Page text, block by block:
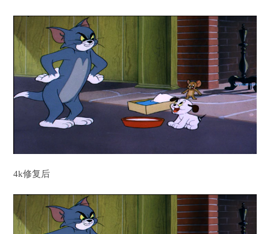
4k修复后